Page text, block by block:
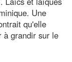
Une
qu'elle
à grandir sur le